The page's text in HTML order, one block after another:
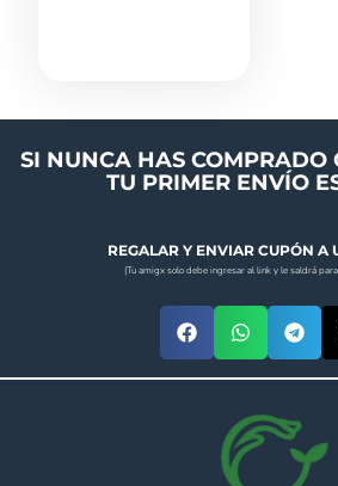
SI NUNCA HAS COMPRADO
TU PRIMER ENVÍO
REGALAR Y ENVIAR CUPÓN A
(Tu amigx solo debe ingresar al link y le saldrá